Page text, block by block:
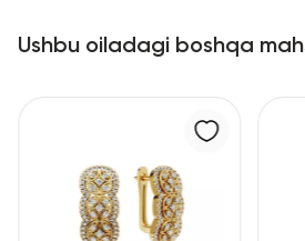
Ushbu oiladagi boshqa